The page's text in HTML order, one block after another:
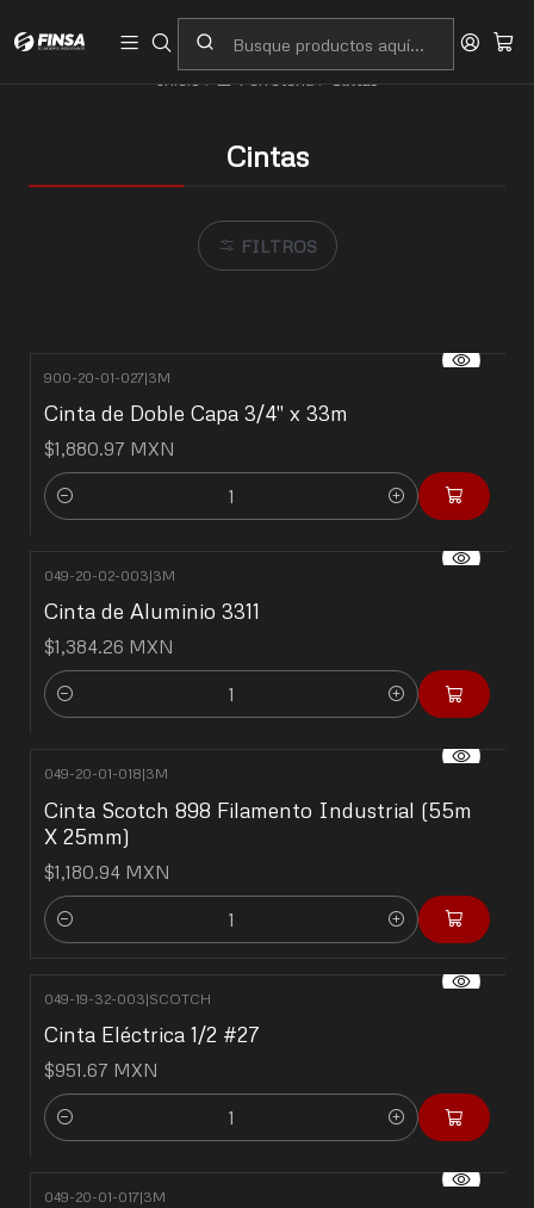
Cintas
FILTROS
900-20-01-027|3M
Cinta de Doble Capa 3/4" x 33m
$1,880.97 MXN
Cantidad
049-20-02-003|3M
Cinta de Aluminio 3311
$1,384.26 MXN
Cantidad
049-20-01-018|3M
Cinta Scotch 898 Filamento Industrial (55m
X 25mm)
$1,180.94 MXN
Cantidad
049-19-32-003|SCOTCH
Cinta Eléctrica 1/2 #27
$951.67 MXN
Cantidad
049-20-01-017|3M